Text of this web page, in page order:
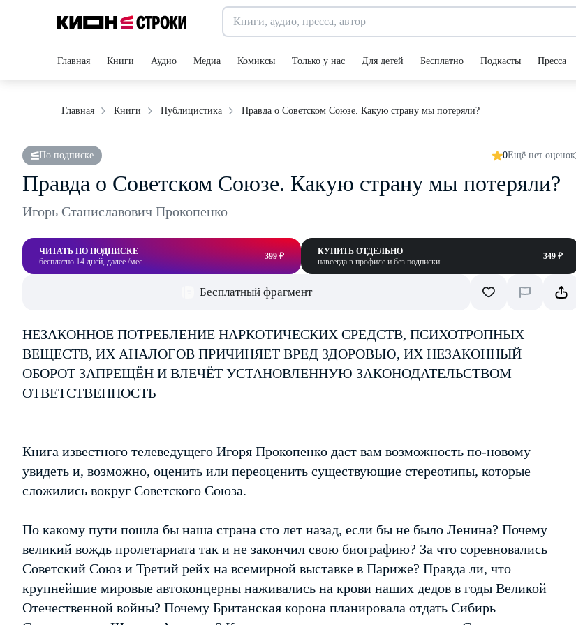
Главная Книги Аудио Медиа Комиксы Только у нас Для детей Бесплатно Подкасты Пресса
Главная Книги Публицистика Правда о Советском Союзе. Какую страну мы потеряли?
По подписке 0Ещё нет оценок
Правда о Советском Союзе. Какую страну мы потеряли?
Игорь Станиславович Прокопенко
ЧИТАТЬ ПО ПОДПИСКЕ
бесплатно 14 дней, далее /мес
399 ₽
КУПИТЬ ОТДЕЛЬНО
навсегда в профиле и без подписки
349 ₽
Бесплатный фрагмент
НЕЗАКОННОЕ ПОТРЕБЛЕНИЕ НАРКОТИЧЕСКИХ СРЕДСТВ, ПСИХОТРОПНЫХ
ВЕЩЕСТВ, ИХ АНАЛОГОВ ПРИЧИНЯЕТ ВРЕД ЗДОРОВЬЮ, ИХ НЕЗАКОННЫЙ
ОБОРОТ ЗАПРЕЩЁН И ВЛЕЧЁТ УСТАНОВЛЕННУЮ ЗАКОНОДАТЕЛЬСТВОМ
ОТВЕТСТВЕННОСТЬ
Книга известного телеведущего Игоря Прокопенко даст вам возможность по-новому
увидеть и, возможно, оценить или переоценить существующие стереотипы, которые
сложились вокруг Советского Союза.
По какому пути пошла бы наша страна сто лет назад, если бы не было Ленина? Почему
великий вождь пролетариата так и не закончил свою биографию? За что соревновались
Советский Союз и Третий рейх на всемирной выставке в Париже? Правда ли, что
крупнейшие мировые автоконцерны наживались на крови наших дедов в годы Великой
Отечественной войны? Почему Британская корона планировала отдать Сибирь